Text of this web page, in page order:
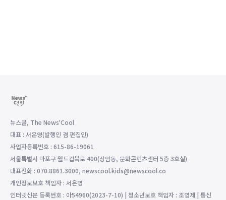
뉴스쿨, The News'Cool
대표 : 서은영(발행인 겸 편집인)
사업자등록번호 : 615-86-19061
서울특별시 마포구 월드컵북로 400(상암동, 문화콘텐츠센터 5층 3호실)
대표전화 : 070.8861.3000, newscool.kids@newscool.co
개인정보보호 책임자 : 서은영
인터넷신문 등록번호 : 아54960(2023-7-10) | 청소년보호 책임자 : 조영제 | 통신